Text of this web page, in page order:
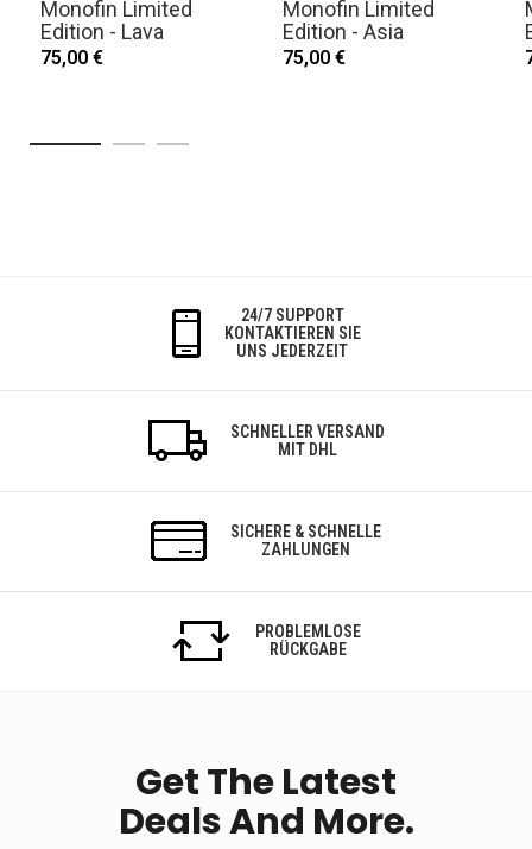
Monofin Limited
Edition - Lava
75,00 €
Monofin Limited
Edition - Asia
75,00 €
24/7 SUPPORT
KONTAKTIEREN SIE
UNS JEDERZEIT
SCHNELLER VERSAND
MIT DHL
SICHERE & SCHNELLE
ZAHLUNGEN
PROBLEMLOSE
RÜCKGABE
Get The Latest
Deals And More.